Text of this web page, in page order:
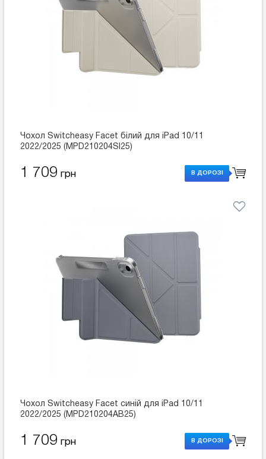
Чохол Switcheasy Facet білий для iPad 10/11
2022/2025 (MPD210204SI25)
1 709 грн В ДОРОЗІ
Чохол Switcheasy Facet синій для iPad 10/11
2022/2025 (MPD210204AB25)
1 709 грн В ДОРОЗІ